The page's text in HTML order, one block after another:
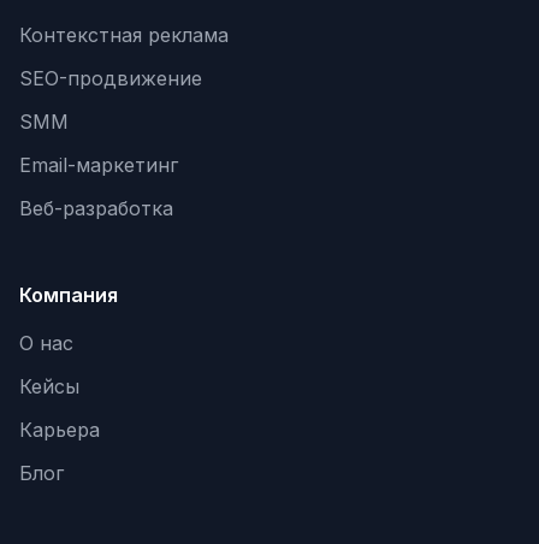
Контекстная реклама
SEO-продвижение
SMM
Email-маркетинг
Веб-разработка
Компания
О нас
Кейсы
Карьера
Блог